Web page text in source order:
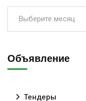
Выберите месяц
Объявление
Тендеры